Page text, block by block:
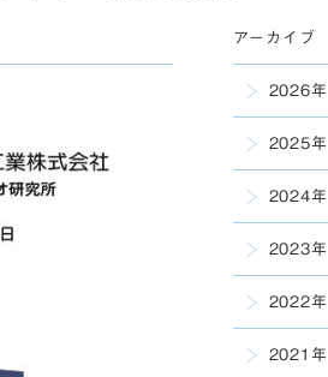
アーカイブ
2026年
2025年
2024年
2023年
2022年
2021年